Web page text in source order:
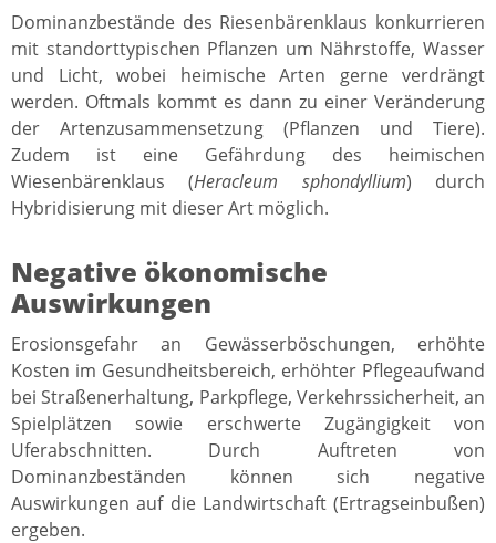
Dominanzbestände des Riesenbärenklaus konkurrieren
mit standorttypischen Pflanzen um Nährstoffe, Wasser
und Licht, wobei heimische Arten gerne verdrängt
werden. Oftmals kommt es dann zu einer Veränderung
der Artenzusammensetzung (Pflanzen und Tiere).
Zudem ist eine Gefährdung des heimischen
Wiesenbärenklaus (Heracleum sphondyllium) durch
Hybridisierung mit dieser Art möglich.
Negative ökonomische
Auswirkungen
Erosionsgefahr an Gewässerböschungen, erhöhte
Kosten im Gesundheitsbereich, erhöhter Pflegeaufwand
bei Straßenerhaltung, Parkpflege, Verkehrssicherheit, an
Spielplätzen sowie erschwerte Zugängigkeit von
Uferabschnitten. Durch Auftreten von
Dominanzbeständen können sich negative
Auswirkungen auf die Landwirtschaft (Ertragseinbußen)
ergeben.